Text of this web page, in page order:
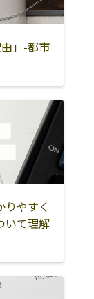
蘇郡小国町
蘇郡南阿蘇村
益城郡甲佐町
市
磨郡多良木町
磨郡五木村
磨郡あさぎり
草郡苓北町
」-都市
やすく
いて理解